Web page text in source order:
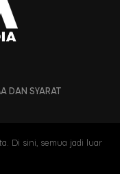
telah
DAN SYARAT
Di sini, semua jadi luar